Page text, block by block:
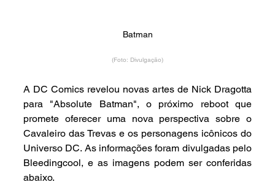
Batman
(Foto: Divulgação)
A DC Comics revelou novas artes de Nick Dragotta
para "Absolute Batman", o próximo reboot que
promete oferecer uma nova perspectiva sobre o
Cavaleiro das Trevas e os personagens icônicos do
Universo DC. As informações foram divulgadas pelo
Bleedingcool, e as imagens podem ser conferidas
abaixo.